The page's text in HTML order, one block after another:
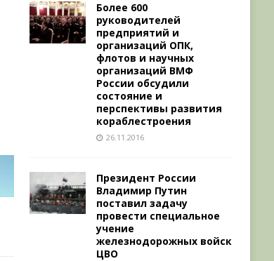
Более 600
руководителей
предприятий и
организаций ОПК,
флотов и научных
организаций ВМФ
России обсудили
состояние и
перспективы развития
кораблестроения
26.11.2016
Президент России
Владимир Путин
поставил задачу
провести специальное
учение
железнодорожных войск
ЦВО